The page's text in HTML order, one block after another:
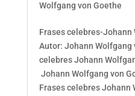
Wolfgang von Goethe
Frases celebres-Johann
Autor: Johann Wolfgang
celebres Johann
Johann Wolfgang von
Frases celebres Johann